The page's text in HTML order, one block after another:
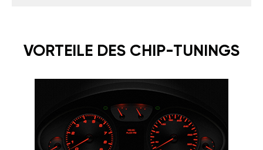
VORTEILE DES CHIP-TUNINGS